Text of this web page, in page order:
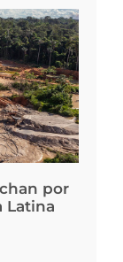
por
Latina